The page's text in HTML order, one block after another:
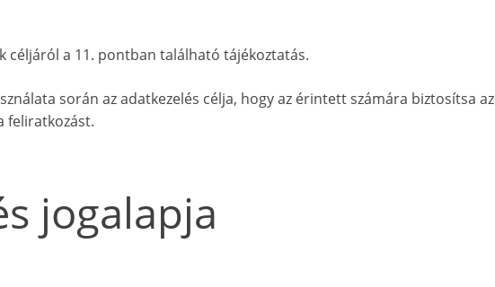
céljáról a 11. pontban található tájékoztatás.
során az adatkezelés célja, hogy az érintett számára biztosítsa az
feliratkozást.
jogalapja